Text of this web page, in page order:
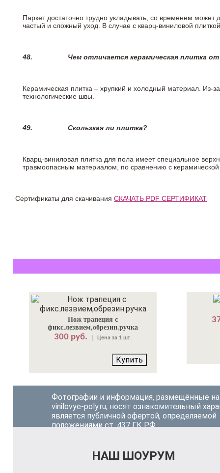
Паркет достаточно трудно укладывать, со временем
частый и сложный уход. В случае с кварц-виниловой
48. Чем отличается керамическая плитка
Керамическая плитка – хрупкий и холодный материал. Из-
технологические швы.
49. Скользкая ли плитка?
Кварц-виниловая плитка для пола имеет специальное
травмоопасным материалом, по сравнению с
Сертификаты для скачивания СКАЧАТЬ PDF СЕРТИФИКАТ
Нож трапеция с
фикс.лезвием,обрезин.ручка
300 руб. Цена за 1 шт.
Купить
Фотографии и информация, размещённые на
vinilovye-poly.ru, носят ознакомительный
является публичной офертой, определяемой
положениями ст. 437 ГК РФ.
НАШ ШОУРУМ